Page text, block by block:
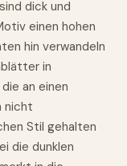
dick und
einen hohen
hin verwandeln
in
an einen
nicht
Stil gehalten
die dunklen